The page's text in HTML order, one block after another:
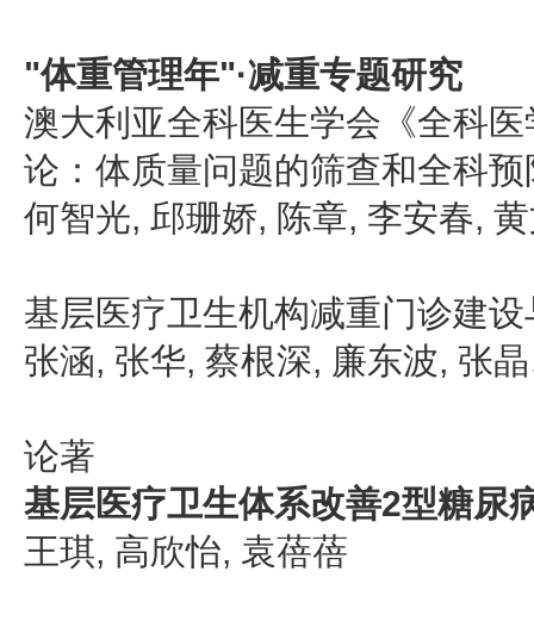
"体重管理年"·减重专题研究
澳大利亚全科医生学会《全科
论：体质量问题的筛查和全科
何智光, 邱珊娇, 陈章, 李安春,
基层医疗卫生机构减重门诊建
张涵, 张华, 蔡根深, 廉东波, 张
论著
基层医疗卫生体系改善2型糖尿
王琪, 高欣怡, 袁蓓蓓